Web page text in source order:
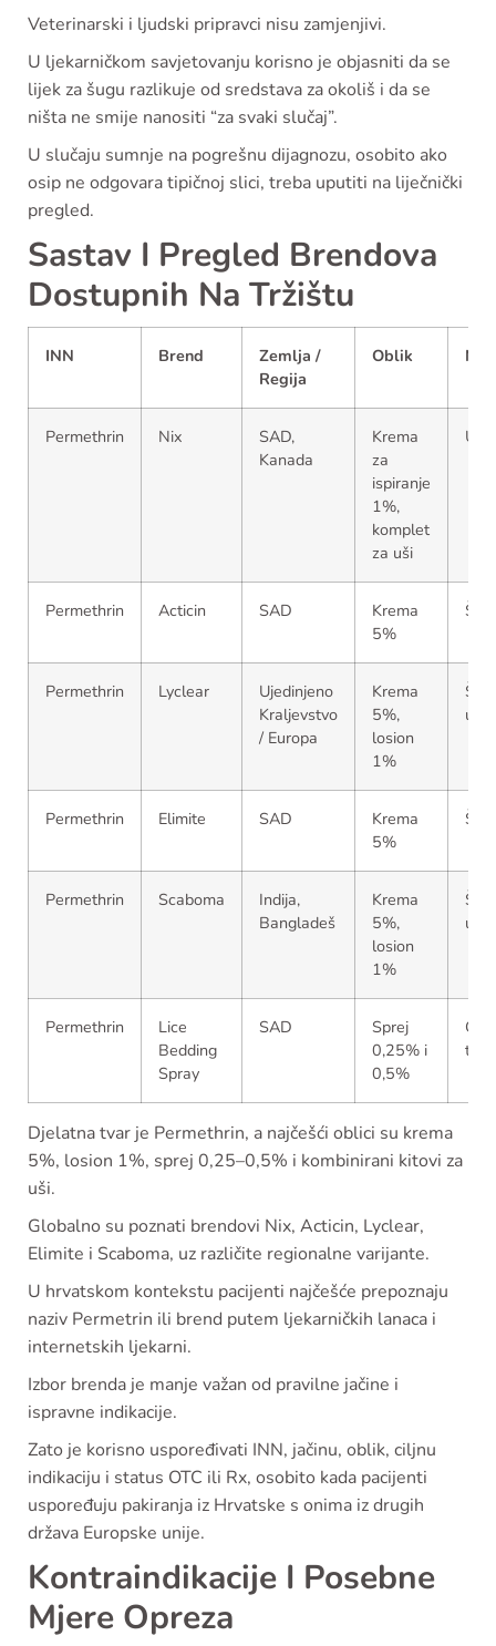
Veterinarski i ljudski pripravci nisu zamjenjivi.
U ljekarničkom savjetovanju korisno je objasniti da se
lijek za šugu razlikuje od sredstava za okoliš i da se
ništa ne smije nanositi “za svaki slučaj”.
U slučaju sumnje na pogrešnu dijagnozu, osobito ako
osip ne odgovara tipičnoj slici, treba uputiti na liječnički
pregled.
Sastav I Pregled Brendova
Dostupnih Na Tržištu
INN Brend
Zemlja /
Regija
Oblik
Permethrin Nix
SAD,
Kanada
Krema
za
ispiranje
1%,
komplet
za uši
Uši
Permethrin Acticin SAD
Krema
5%
Permethrin Lyclear
Ujedinjeno
Kraljevstvo
/ Europa
Krema
5%,
losion
1%
uši
Permethrin Elimite SAD
Krema
5%
Permethrin Scaboma
Indija,
Bangladeš
Krema
5%,
losion
1%
uši
Permethrin
Lice
Bedding
Spray
SAD
Sprej
0,25% i
0,5%
Djelatna tvar je Permethrin, a najčešći oblici su krema
5%, losion 1%, sprej 0,25–0,5% i kombinirani kitovi za
uši.
Globalno su poznati brendovi Nix, Acticin, Lyclear,
Elimite i Scaboma, uz različite regionalne varijante.
U hrvatskom kontekstu pacijenti najčešće prepoznaju
naziv Permetrin ili brend putem ljekarničkih lanaca i
internetskih ljekarni.
Izbor brenda je manje važan od pravilne jačine i
ispravne indikacije.
Zato je korisno uspoređivati INN, jačinu, oblik, ciljnu
indikaciju i status OTC ili Rx, osobito kada pacijenti
uspoređuju pakiranja iz Hrvatske s onima iz drugih
država Europske unije.
Kontraindikacije I Posebne
Mjere Opreza